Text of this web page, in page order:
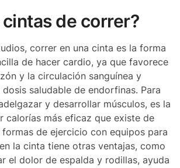
de correr?
correr en una cinta es la forma
de hacer cardio, ya que favorece
y la circulación sanguínea y
saludable de endorfinas. Para
y desarrollar músculos, es la
calorías más eficaz que existe de
de ejercicio con equipos para
la cinta tiene otras ventajas, como
el dolor de espalda y rodillas, ayuda